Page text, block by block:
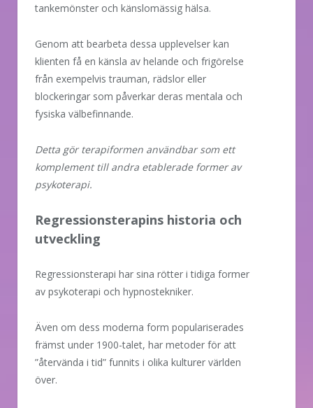
tankemönster och känslomässig hälsa.
Genom att bearbeta dessa upplevelser kan
klienten få en känsla av helande och frigörelse
från exempelvis trauman, rädslor eller
blockeringar som påverkar deras mentala och
fysiska välbefinnande.
Detta gör terapiformen användbar som ett
komplement till andra etablerade former av
psykoterapi.
Regressionsterapins historia och
utveckling
Regressionsterapi har sina rötter i tidiga former
av psykoterapi och hypnostekniker.
Även om dess moderna form populariserades
främst under 1900-talet, har metoder för att
”återvända i tid” funnits i olika kulturer världen
över.